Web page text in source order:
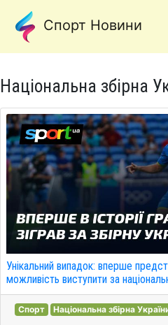
Спорт Новини
Національна збірна
Унікальний випадок: вперше
можливість виступити за
Спорт Національна збірна